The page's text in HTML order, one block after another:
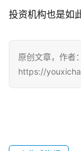
3
0
日
接
投资机构也是如此
原创文章，作者
https://